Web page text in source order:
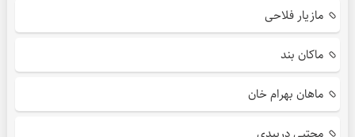
مازیار فلاحی
ماکان بند
ماهان بهرام خان